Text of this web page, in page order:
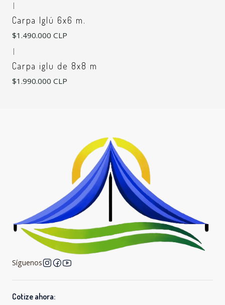
|
Carpa Iglú 6x6 m.
$1.490.000 CLP
|
Carpa iglu de 8x8 m
$1.990.000 CLP
Síguenos
Cotize ahora: